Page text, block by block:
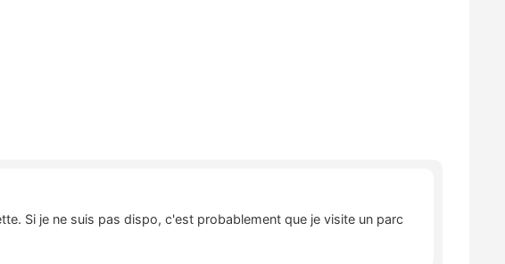
Si je ne suis pas dispo, c'est probablement que je visite un parc